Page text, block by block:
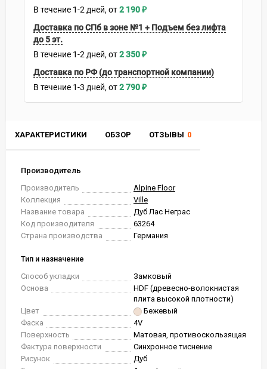
ХАРАКТЕРИСТИКИ ОБЗОР ОТЗЫВЫ 0
Производитель
Производитель
Alpine Floor
Коллекция
Ville
Название товара
Дуб Лас Неграс
Код производителя
63264
Страна производства
Германия
Тип и назначение
Способ укладки
Замковый
Основа
HDF (древесно-волокнистая
плита высокой плотности)
Цвет
Бежевый
Фаска
4V
Поверхность
Матовая, противоскользящая
Фактура поверхности
Синхронное тиснение
Рисунок
Дуб
В течение 1-2 дней 2 190₽
Доставка по СПб в зоне №1 + Подъем без лифта
до 5 эт.
В течение 1-2 дней 2 350₽
Доставка по РФ (до транспортной компании)
В течение 1-3 дней 2 790₽